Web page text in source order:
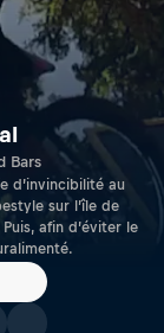
Bars
d’invincibilité au
sur l’île de
afin d’éviter le